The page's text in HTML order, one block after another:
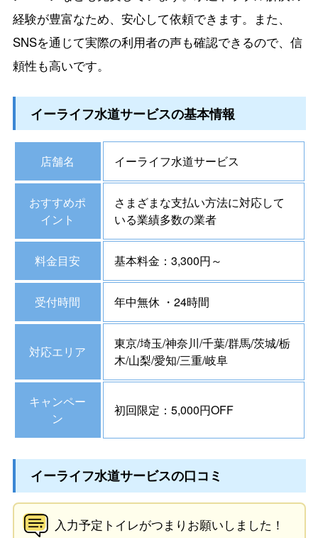
経験が豊富なため、安心して依頼できます。また、
SNSを通じて実際の利用者の声も確認できるので、信
頼性も高いです。
イーライフ水道サービスの基本情報
店舗名 イーライフ水道サービス
おすすめポ
イント
さまざまな支払い方法に対応して
いる業績多数の業者
料金目安 基本料金：3,300円～
受付時間 年中無休 ・24時間
対応エリア
東京/埼玉/神奈川/千葉/群馬/茨城/栃
木/山梨/愛知/三重/岐阜
キャンペー
ン
初回限定：5,000円OFF
イーライフ水道サービスの口コミ
入力予定トイレがつまりお願いしました！